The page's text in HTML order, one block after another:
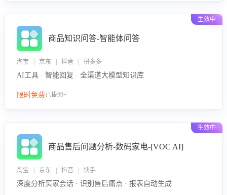
生效中
商品知识问答-智能体问答
淘宝 | 京东 | 抖音 | 拼多多
AI工具 · 智能回复 · 全渠道大模型知识库
限时免费已售99+
生效中
商品售后问题分析-数码家电-[VOC AI]
淘宝 | 京东 | 抖音 | 快手
深度分析买家会话 · 识别售后痛点 · 报表自动生成